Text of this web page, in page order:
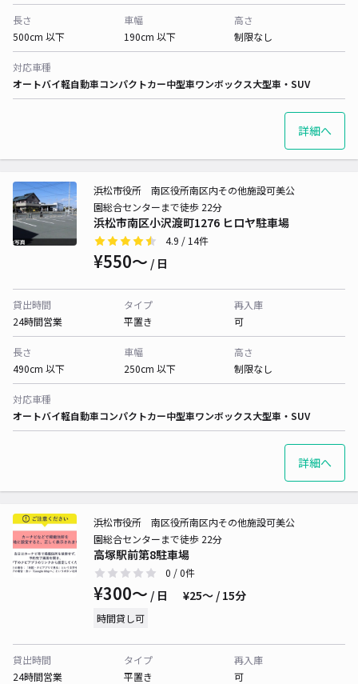
長さ
500cm 以下
車幅
190cm 以下
高さ
制限なし
対応車種
オートバイ軽自動車コンパクトカー中型車ワンボックス大型車・SUV
詳細へ
浜松市南区小沢渡町1276 ヒロヤ駐車場
浜松市役所 南区役所南区内その他施設可美公
園総合センターまで徒歩 22分
4.9 / 14件
¥550〜 / 日
貸出時間
24時間営業
タイプ
平置き
再入庫
可
長さ
490cm 以下
車幅
250cm 以下
高さ
制限なし
対応車種
オートバイ軽自動車コンパクトカー中型車ワンボックス大型車・SUV
詳細へ
高塚駅前第8駐車場
浜松市役所 南区役所南区内その他施設可美公
園総合センターまで徒歩 22分
0 / 0件
¥300〜 / 日 ¥25〜 / 15分
時間貸し可
貸出時間
24時間営業
タイプ
平置き
再入庫
可